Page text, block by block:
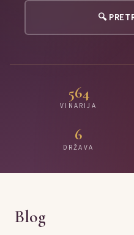
🔍
564
VINARIJA
6
DRŽAVA
Blog